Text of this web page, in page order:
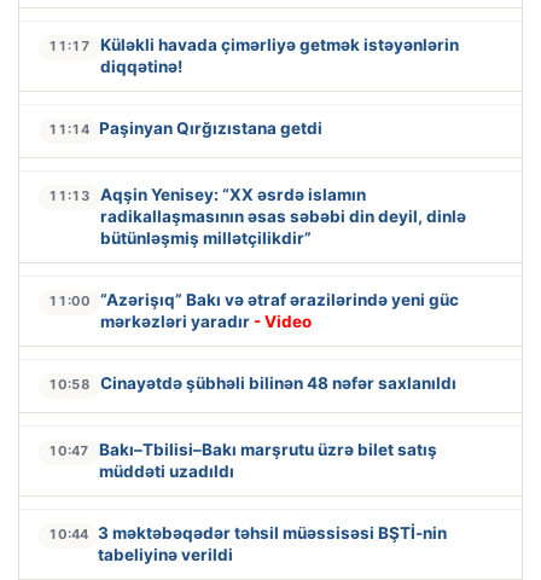
11:17
Küləkli havada çimərliyə getmək istəyənlərin
diqqətinə!
11:14 Paşinyan Qırğızıstana getdi
11:13
Aqşin Yenisey: “XX əsrdə islamın
radikallaşmasının əsas səbəbi din deyil, dinlə
bütünləşmiş millətçilikdir”
11:00
“Azərişıq” Bakı və ətraf ərazilərində yeni güc
mərkəzləri yaradır - Video
10:58 Cinayətdə şübhəli bilinən 48 nəfər saxlanıldı
10:47
Bakı–Tbilisi–Bakı marşrutu üzrə bilet satış
müddəti uzadıldı
10:44 3 məktəbəqədər təhsil müəssisəsi BŞTİ-nin
tabeliyinə verildi